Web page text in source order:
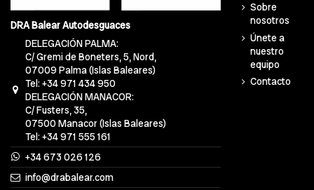
DRA Balear Autodesguaces
DELEGACIÓN PALMA:
C/ Gremi de Boneters, 5, Nord,
07009 Palma (Islas Baleares)
Tel: +34 971 434 950
DELEGACIÓN MANACOR:
C/ Fusters, 35,
07500 Manacor (Islas Baleares)
Tel: +34 971 555 161
+34 673 026 126
info@drabalear.com
Sobre
nosotros
Únete a
nuestro
equipo
Contacto